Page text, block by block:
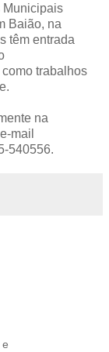
Municipais
Baião, na
têm entrada
trabalhos
na
mail
540556.